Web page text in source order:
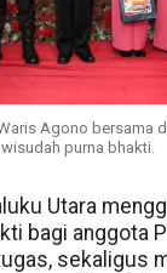
Agono bersama
purna bhakti.
Utara
bagi anggota
sekaligus